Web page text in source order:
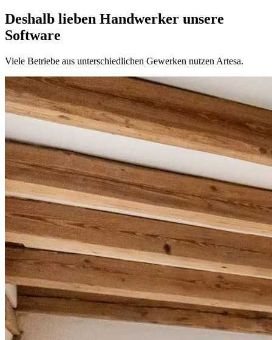
Deshalb lieben Handwerker unsere
Software
Viele Betriebe aus unterschiedlichen Gewerken nutzen Artesa.